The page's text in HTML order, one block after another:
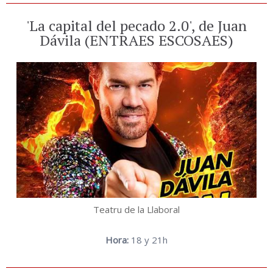
'La capital del pecado 2.0', de Juan
Dávila (ENTRAES ESCOSAES)
Teatru de la Llaboral
Hora: 18 y 21h